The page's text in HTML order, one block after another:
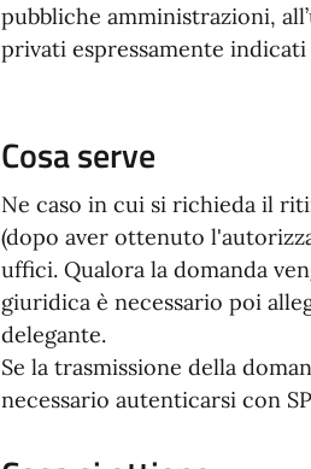
pubbliche amministrazioni,
privati espressamente indicati
Cosa serve
Ne caso in cui si richieda il
(dopo aver ottenuto
uffici. Qualora la domanda
giuridica è necessario poi
delegante.
Se la trasmissione della
necessario autenticarsi con